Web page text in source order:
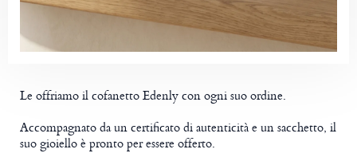
Le offriamo il cofanetto Edenly con ogni suo ordine.
Accompagnato da un certificato di autenticità e un sacchetto, il
suo gioiello è pronto per essere offerto.